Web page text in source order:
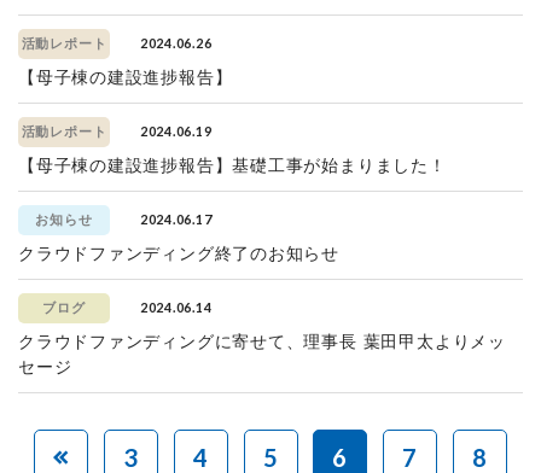
活動レポート 2024.06.26
【母子棟の建設進捗報告】
活動レポート 2024.06.19
【母子棟の建設進捗報告】基礎工事が始まりました！
お知らせ 2024.06.17
クラウドファンディング終了のお知らせ
ブログ 2024.06.14
クラウドファンディングに寄せて、理事長 葉田甲太よりメッ
セージ
3 4 5 6 7
8